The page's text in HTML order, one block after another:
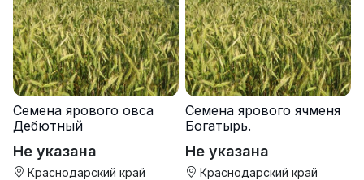
Семена ярового овса
Дебютный
Не указана
Краснодарский край
Семена ярового ячменя
Богатырь.
Не указана
Краснодарский край